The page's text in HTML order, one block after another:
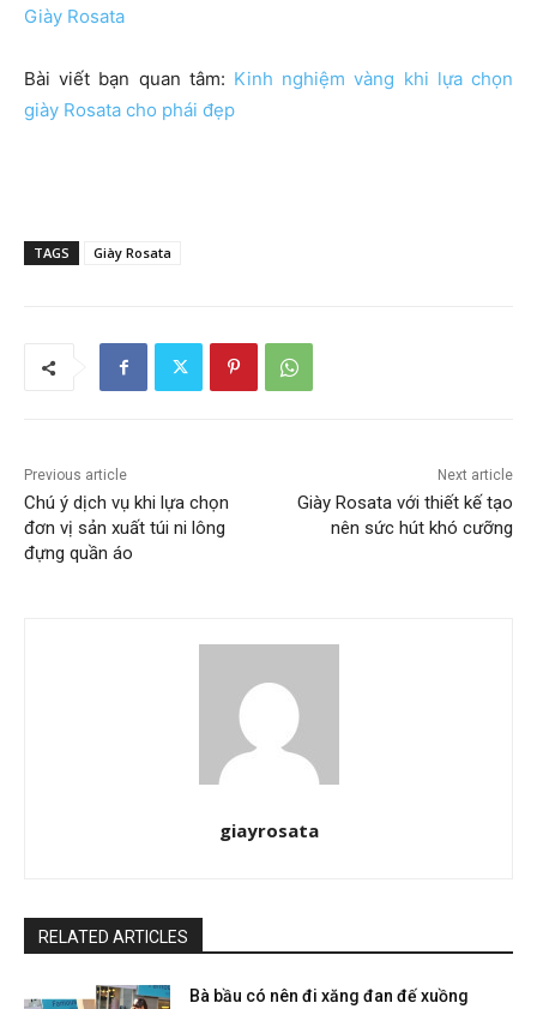
Giày Rosata
Bài viết bạn quan tâm: Kinh nghiệm vàng khi lựa chọn
giày Rosata cho phái đẹp
TAGS Giày Rosata
Previous article
Chú ý dịch vụ khi lựa chọn
đơn vị sản xuất túi ni lông
đựng quần áo
Next article
Giày Rosata với thiết kế tạo
nên sức hút khó cưỡng
giayrosata
RELATED ARTICLES
Bà bầu có nên đi xăng đan đế xuồng